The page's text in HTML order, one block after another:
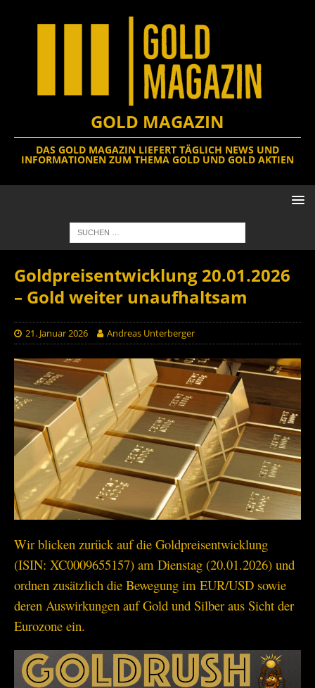
GOLD MAGAZIN
DAS GOLD MAGAZIN LIEFERT TÄGLICH NEWS UND
INFORMATIONEN ZUM THEMA GOLD UND GOLD AKTIEN
Goldpreisentwicklung 20.01.2026
– Gold weiter unaufhaltsam
21. Januar 2026 Andreas Unterberger
Wir blicken zurück auf die Goldpreisentwicklung
(ISIN: XC0009655157) am Dienstag (20.01.2026) und
ordnen zusätzlich die Bewegung im EUR/USD sowie
deren Auswirkungen auf Gold und Silber aus Sicht der
Eurozone ein.